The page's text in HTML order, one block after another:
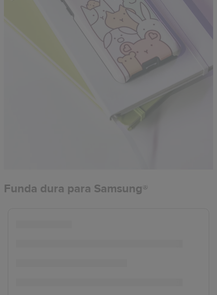
Funda dura para Samsung®